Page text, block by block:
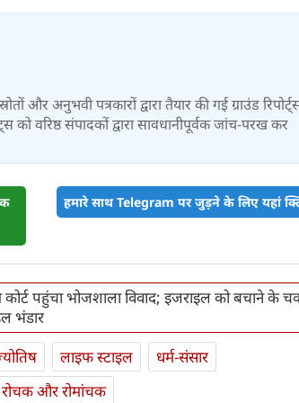
और अनुभवी पत्रकारों द्वारा तैयार की गई ग्राउंड
को वरिष्ठ संपादकों द्वारा सावधानीपूर्वक जांच-परख कर
हमारे साथ Telegram पर जुड़ने के लिए यहां
पहुंचा भोजशाला विवाद; इजराइल को बचाने के
भंडार
लाइफ स्‍टाइल
धर्म-संसार
रोचक और रोमांचक